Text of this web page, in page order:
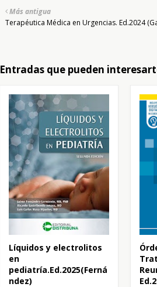
Más antigua
Terapéutica Médica en Urgencias. Ed.2024
Entradas que pueden
Líquidos y electrolitos
en
pediatría.Ed.2025(Ferná
ndez)